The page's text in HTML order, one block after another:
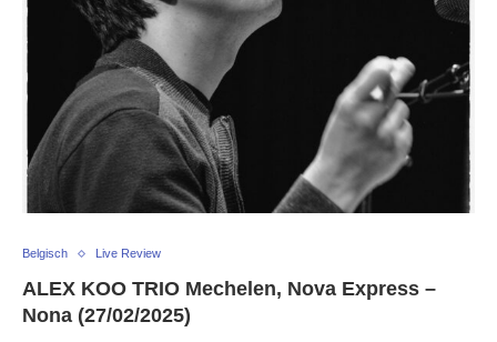
Belgisch Live Review
ALEX KOO TRIO Mechelen, Nova Express –
Nona (27/02/2025)